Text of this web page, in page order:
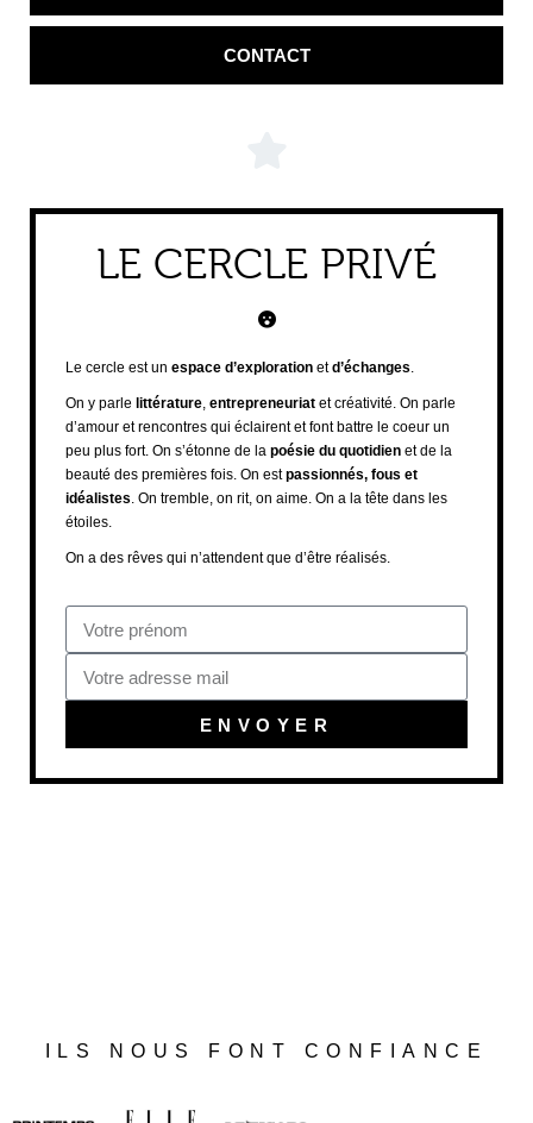
CONTACT
LE CERCLE PRIVÉ
Le cercle est un espace d’exploration etd’échanges.
On y parle littérature, entrepreneuriat et créativité. On parle
d’amour et rencontres qui éclairent et font battre le coeur un
peu plus fort. On s’étonne de la poésie du quotidien et de la
beauté des premières fois. On estpassionnés, fous et
idéalistes. On tremble, on rit, on aime. On a la tête dans les
étoiles.
On a des rêves qui n’attendent que d’être réalisés.
ENVOYER
ILS NOUS FONT CONFIANCE